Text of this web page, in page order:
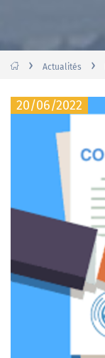
› Actualités ›
20/06/2022